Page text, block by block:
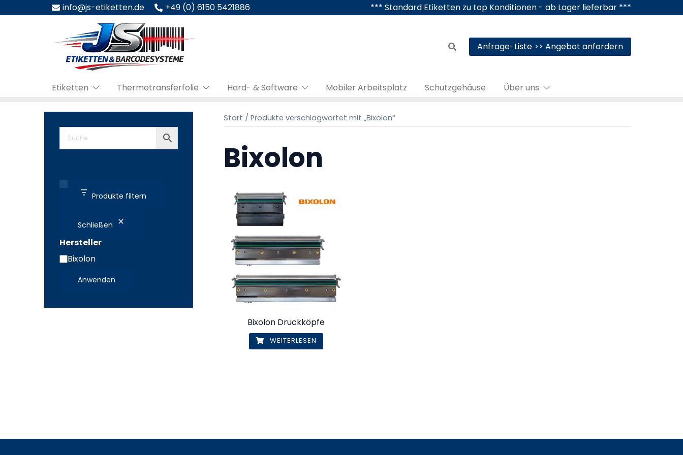
Inhalt
info@js-etiketten.de +49 (0) 6150 5421886 *** Standard Etiketten zu top Konditionen - ab Lager lieferbar ***
Anfrage-Liste >> Angebot anfordern
Etiketten Thermotransferfolie Hard- & Software Mobiler Arbeitsplatz Schutzgehäuse Über uns
Start / Produkte verschlagwortet mit „Bixolon“
Bixolon
Bixolon Druckköpfe
WEITERLESEN
Produkte filtern
Schließen
Hersteller
Hersteller
Bixolon
Anwenden